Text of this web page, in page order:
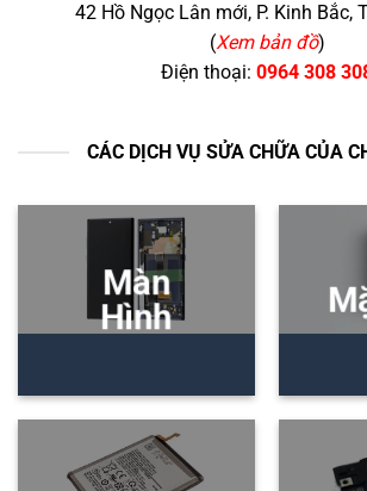
42 Hồ Ngọc Lân mới, P. Kinh Bắc,
(Xem bản đồ)
Điện thoại: 0964 308
CÁC DỊCH VỤ SỬA CHỮA CỦA
Màn
Hình